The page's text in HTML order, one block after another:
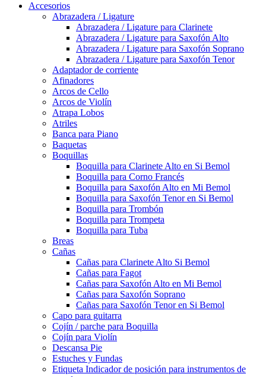
Accesorios
Abrazadera / Ligature
Abrazadera / Ligature para Clarinete
Abrazadera / Ligature para Saxofón Alto
Abrazadera / Ligature para Saxofón Soprano
Abrazadera / Ligature para Saxofón Tenor
Adaptador de corriente
Afinadores
Arcos de Cello
Arcos de Violín
Atrapa Lobos
Atriles
Banca para Piano
Baquetas
Boquillas
Boquilla para Clarinete Alto en Si Bemol
Boquilla para Corno Francés
Boquilla para Saxofón Alto en Mi Bemol
Boquilla para Saxofón Tenor en Si Bemol
Boquilla para Trombón
Boquilla para Trompeta
Boquilla para Tuba
Breas
Cañas
Cañas para Clarinete Alto Si Bemol
Cañas para Fagot
Cañas para Saxofón Alto en Mi Bemol
Cañas para Saxofón Soprano
Cañas para Saxofón Tenor en Si Bemol
Capo para guitarra
Cojín / parche para Boquilla
Cojín para Violín
Descansa Pie
Estuches y Fundas
Etiqueta Indicador de posición para instrumentos de